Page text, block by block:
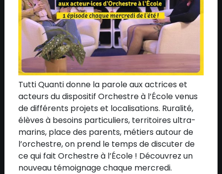
ASSOCIATION
Qui sommes-nous ?
L'équipe
Le conseil d'administration
Nos mécènes
Nos partenaires
Communication
Adhérer à l'association
Tutti Quanti donne la parole aux actrices et
acteurs du dispositif Orchestre à l’École venus
de différents projets et localisations. Ruralité,
élèves à besoins particuliers, territoires ultra-
marins, place des parents, métiers autour de
l’orchestre, on prend le temps de discuter de
ce qui fait Orchestre à l’École ! Découvrez un
nouveau témoignage chaque mercredi.